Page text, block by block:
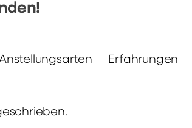
Erfahrungen